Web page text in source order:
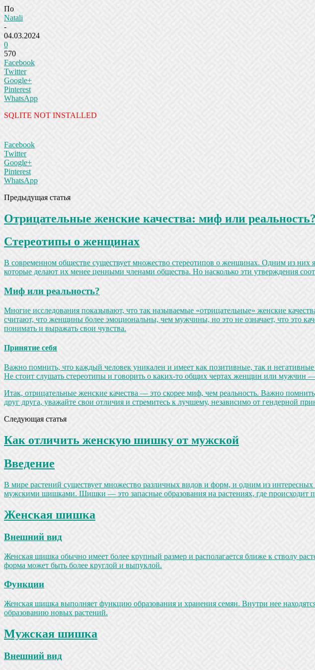
По
Natali
-
04.03.2024
0
570
Facebook
Twitter
Google+
Pinterest
WhatsApp
SQLITE NOT INSTALLED
Facebook
Twitter
Google+
Pinterest
WhatsApp
Предыдущая статья
Отрицательные женские качества: миф или реальность?
Стереотипы о женщинах
В современном обществе существует множество стереотипов о женщинах. Одним из них
которые делают их менее ценными членами общества. Но насколько эти утверждения
Миф или реальность?
Многие исследования показывают, что так называемые «отрицательные» женские
считают, что женщины более эмоциональны, чем мужчины, но это не означает, что это
понимать и выражать свои чувства.
Принятие себя
Важно помнить, что каждый человек уникален и имеет как позитивные, так и
Не стоит слушать стереотипы и говорить о каких-то общих чертах женщин или мужчин
Итак, отрицательные женские качества — это скорее миф, чем реальность. Важно
друг друга, уважайте свои отличия и стремитесь к лучшему, независимо от гендерной
Следующая статья
Как отличить женскую шишку от мужской
Введение
В мире растений существует множество различных видов и форм, и одним из
мужскими шишками. Шишки — это запасные образования на растениях, где происходит
Женская шишка
Внешний вид
Женская шишка обычно имеет более крупный размер и располагается ближе к стволу
форма может быть более круглой и выпуклой.
Функции
Женская шишка выполняет функцию образования и хранения семян. Внутри нее
образованию новых растений.
Мужская шишка
Внешний вид